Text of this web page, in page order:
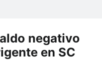
negativo
en SC